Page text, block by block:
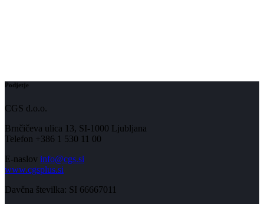
Podjetje
CGS d.o.o.
Brnčičeva ulica 13, SI-1000 Ljubljana
Telefon +386 1 530 11 00
E-naslov info@cgs.si
www.cgsplus.si
Davčna številka: SI 66667011